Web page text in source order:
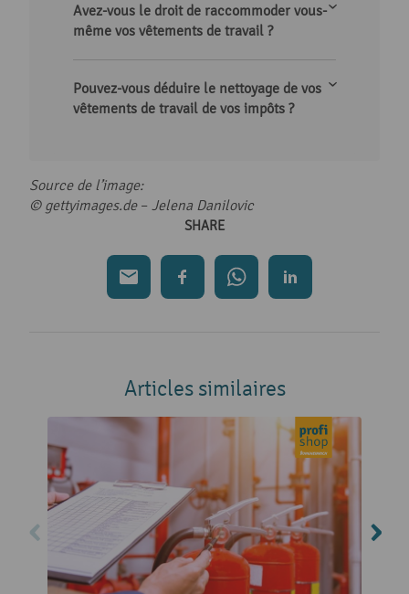
Avez-vous le droit de raccommoder vous-
même vos vêtements de travail ?
Pouvez-vous déduire le nettoyage de vos
vêtements de travail de vos impôts ?
Source de l’image:
© gettyimages.de– Jelena Danilovic
SHARE
Articles similaires